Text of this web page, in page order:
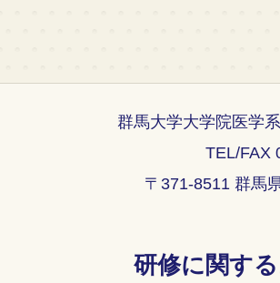
群馬大学大学院医学
TEL/FAX
〒371-8511 群馬
研修に関す